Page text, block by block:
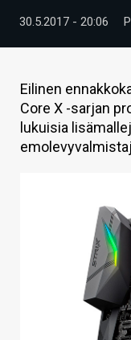
TECHBBS
HINTA.FI
KAUPPA
VAIHDA TEEMA
30.5.2017 - 20:06
Eilinen
Core X -sarjan
lukuisia